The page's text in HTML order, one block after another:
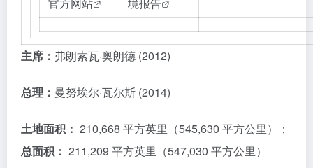
主席： 弗朗索瓦·奥朗德 (2012)
总理： 曼努埃尔·瓦尔斯 (2014)
土地面积： 210,668 平方英里（545,630 平方公里）；
总面积： 211,209 平方英里（547,030 平方公里）